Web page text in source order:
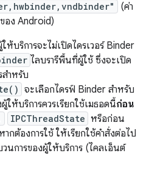
(ค่า
อง Android)
ห้บริการจะไม่เปิดไดรเวอร์ Binder
ไลบรารีพื้นที่ผู้ใช้ ซึ่งจะเปิด
สำหรับ
จะเลือกไดรฟ์ Binder สำหรับ
ให้บริการควรเรียกใช้เมธอดนี้ก่อน
IPCThreadState หรือก่อน
กต้องการใช้ ให้เรียกใช้คำสั่งต่อไป
วนการของผู้ให้บริการ (ไคลเอ็นต์